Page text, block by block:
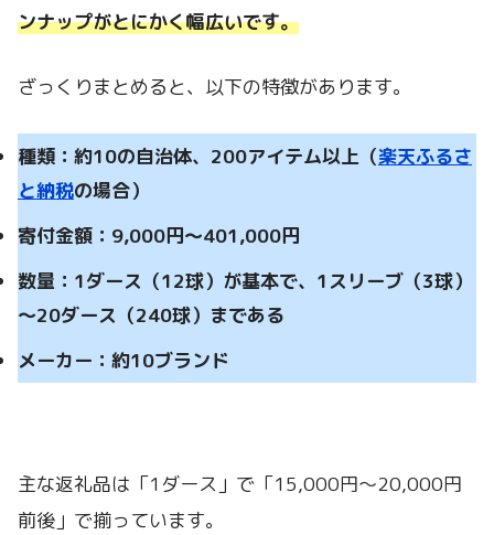
ンナップがとにかく幅広いです。
ざっくりまとめると、以下の特徴があります。
種類：約10の自治体、200アイテム以上（楽天ふるさ
と納税の場合）
寄付金額：9,000円～401,000円
数量：1ダース（12球）が基本で、1スリーブ（3球）
～20ダース（240球）まである
メーカー：約10ブランド
主な返礼品は「1ダース」で「15,000円～20,000円
前後」で揃っています。